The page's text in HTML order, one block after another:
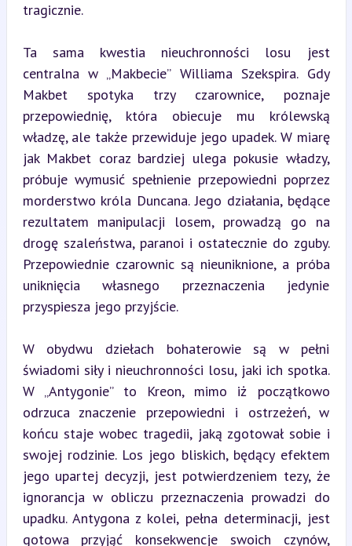
tragicznie.
Ta sama kwestia nieuchronności losu jest
centralna w „Makbecie” Williama Szekspira. Gdy
Makbet spotyka trzy czarownice, poznaje
przepowiednię, która obiecuje mu królewską
władzę, ale także przewiduje jego upadek. W miarę
jak Makbet coraz bardziej ulega pokusie władzy,
próbuje wymusić spełnienie przepowiedni poprzez
morderstwo króla Duncana. Jego działania, będące
rezultatem manipulacji losem, prowadzą go na
drogę szaleństwa, paranoi i ostatecznie do zguby.
Przepowiednie czarownic są nieuniknione, a próba
uniknięcia własnego przeznaczenia jedynie
przyspiesza jego przyjście.
W obydwu dziełach bohaterowie są w pełni
świadomi siły i nieuchronności losu, jaki ich spotka.
W „Antygonie” to Kreon, mimo iż początkowo
odrzuca znaczenie przepowiedni i ostrzeżeń, w
końcu staje wobec tragedii, jaką zgotował sobie i
swojej rodzinie. Los jego bliskich, będący efektem
jego upartej decyzji, jest potwierdzeniem tezy, że
ignorancja w obliczu przeznaczenia prowadzi do
upadku. Antygona z kolei, pełna determinacji, jest
gotowa przyjąć konsekwencje swoich czynów,